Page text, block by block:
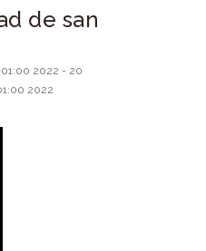
de san
2022 - 20
2022